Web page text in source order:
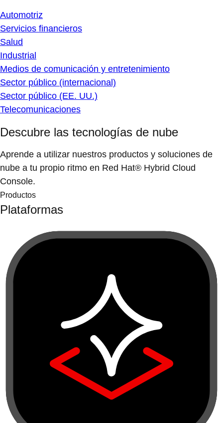
Automotriz
Servicios financieros
Salud
Industrial
Medios de comunicación y entretenimiento
Sector público (internacional)
Sector público (EE. UU.)
Telecomunicaciones
Descubre las tecnologías de nube
Aprende a utilizar nuestros productos y soluciones de
nube a tu propio ritmo en Red Hat® Hybrid Cloud
Console.
Productos
Plataformas